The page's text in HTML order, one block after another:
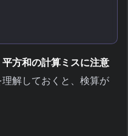
平方和の計算ミスに注意
解しておくと、検算が